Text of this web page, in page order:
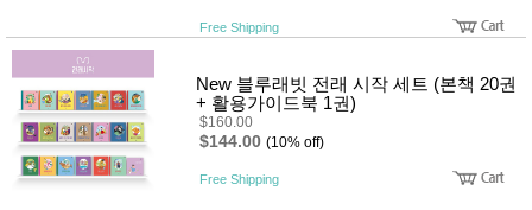
화 사
Free Shipping
New 블루래빗 전래 시작 세트 (본책 20권
+ 활용가이드북 1권)
$160.00
$144.00 (10% off)
Free Shipping